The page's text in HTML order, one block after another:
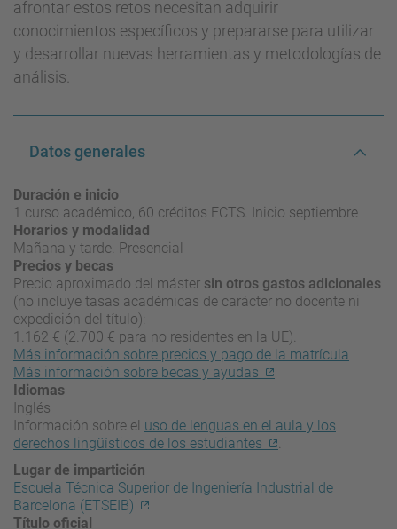
afrontar estos retos necesitan adquirir
conocimientos específicos y prepararse para utilizar
y desarrollar nuevas herramientas y metodologías de
análisis.
Datos generales
Duración e inicio
1 curso académico, 60 créditos ECTS. Inicio septiembre
Horarios y modalidad
Mañana y tarde. Presencial
Precios y becas
Precio aproximado del máster sin otros gastos adicionales
(no incluye tasas académicas de carácter no docente ni
expedición del título):
1.162 € (2.700 € para no residentes en la UE).
Más información sobre precios y pago de la matrícula
Más información sobre becas y ayudas
Idiomas
Inglés
Información sobre el uso de lenguas en el aula y los
derechos lingüísticos de los estudiantes
.
Lugar de impartición
Escuela Técnica Superior de Ingeniería Industrial de
Barcelona (ETSEIB)
Título oficial